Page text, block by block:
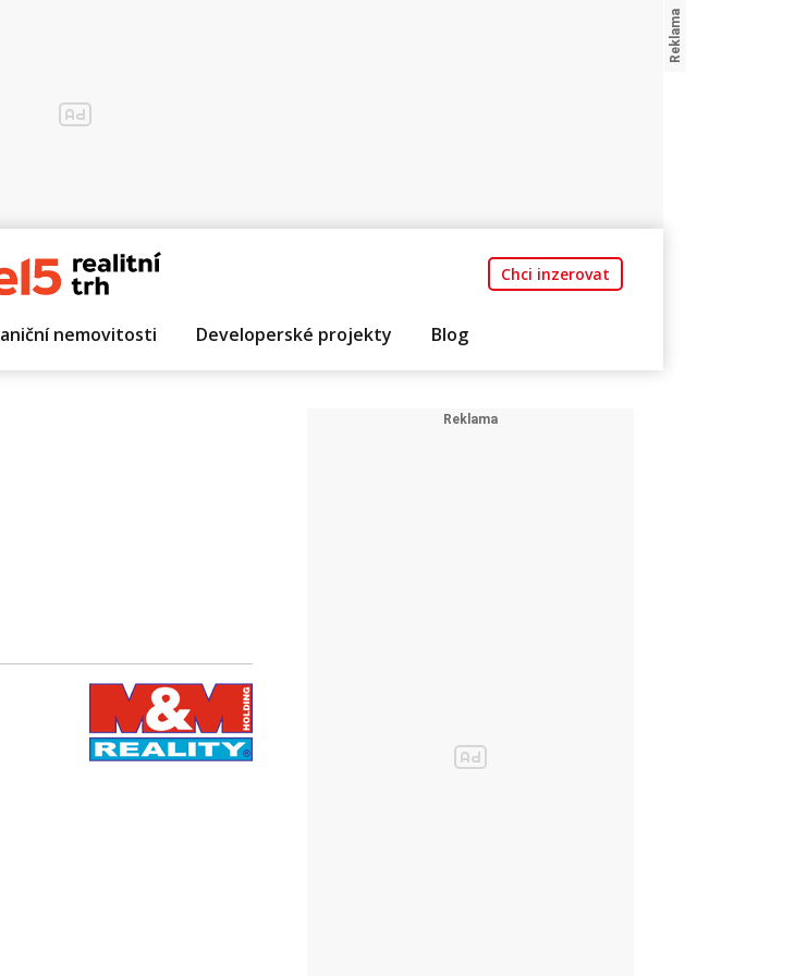
Chci inzerovat
nemovitosti Developerské projekty Blog